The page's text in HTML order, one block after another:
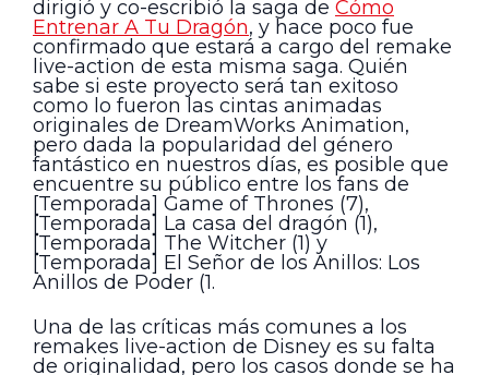
dirigió y co-escribió la saga de Cómo
Entrenar A Tu Dragón, y hace poco fue
confirmado que estará a cargo del remake
live-action de esta misma saga. Quién
sabe si este proyecto será tan exitoso
como lo fueron las cintas animadas
originales de DreamWorks Animation,
pero dada la popularidad del género
fantástico en nuestros días, es posible que
encuentre su público entre los fans de
[Temporada] Game of Thrones (7),
[Temporada] La casa del dragón (1),
[Temporada] The Witcher (1) y
[Temporada] El Señor de los Anillos: Los
Anillos de Poder (1.
Una de las críticas más comunes a los
remakes live-action de Disney es su falta
de originalidad, pero los casos donde se ha